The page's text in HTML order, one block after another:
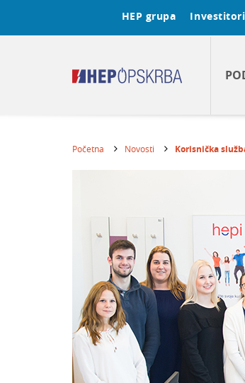
HEP grupa Investitori
Početna Novosti Korisnička